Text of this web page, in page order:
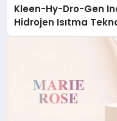
Kleen-Hy-Dro-Gen
Hidrojen Isıtma
Düzenleyici